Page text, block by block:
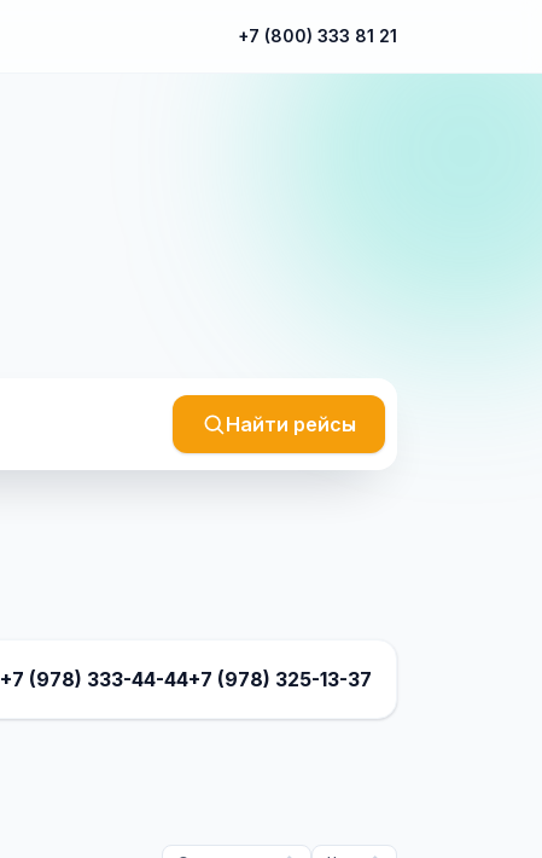
+7 (800) 333 81 21
Найти рейсы
+7 (978) 333-44-44+7 (978) 325-13-37